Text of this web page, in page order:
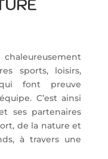
sports, loisirs,
font preuve
C’est ainsi
ses partenaires
de la nature et
à travers une